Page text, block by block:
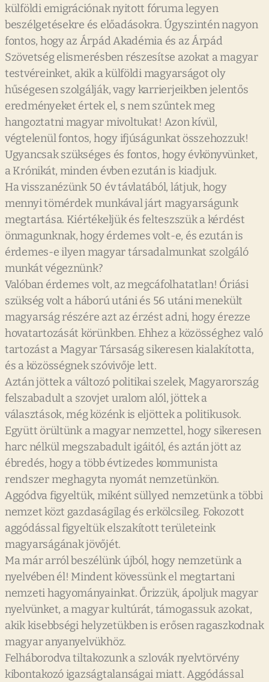
külföldi emigrációnak nyitott fóruma legyen
beszélgetésekre és előadásokra. Úgyszintén nagyon
fontos, hogy az Árpád Akadémia és az Árpád
Szövetség elismerésben részesítse azokat a magyar
testvéreinket, akik a külföldi magyarságot oly
hűségesen szolgálják, vagy karrierjeikben jelentős
eredményeket értek el, s nem szűntek meg
hangoztatni magyar mivoltukat! Azon kívül,
végtelenül fontos, hogy ifjúságunkat összehozzuk!
Ugyancsak szükséges és fontos, hogy évkönyvünket,
a Krónikát, minden évben ezután is kiadjuk.
Ha visszanézünk 50 év távlatából, látjuk, hogy
mennyi tömérdek munkával járt magyarságunk
megtartása. Kiértékeljük és felteszszük a kérdést
önmagunknak, hogy érdemes volt-e, és ezután is
érdemes-e ilyen magyar társadalmunkat szolgáló
munkát végeznünk?
Valóban érdemes volt, az megcáfolhatatlan! Óriási
szükség volt a háború utáni és 56 utáni menekült
magyarság részére azt az érzést adni, hogy érezze
hovatartozását körünkben. Ehhez a közösséghez való
tartozást a Magyar Társaság sikeresen kialakította,
és a közösségnek szóvivője lett.
Aztán jöttek a változó politikai szelek, Magyarország
felszabadult a szovjet uralom alól, jöttek a
választások, még közénk is eljöttek a politikusok.
Együtt örültünk a magyar nemzettel, hogy sikeresen
harc nélkül megszabadult igáitól, és aztán jött az
ébredés, hogy a több évtizedes kommunista
rendszer meghagyta nyomát nemzetünkön.
Aggódva figyeltük, miként süllyed nemzetünk a többi
nemzet közt gazdaságilag és erkölcsileg. Fokozott
aggódással figyeltük elszakított területeink
magyarságának jövőjét.
Ma már arról beszélünk újból, hogy nemzetünk a
nyelvében él! Mindent kövessünk el megtartani
nemzeti hagyományainkat. Őrizzük, ápoljuk magyar
nyelvünket, a magyar kultúrát, támogassuk azokat,
akik kisebbségi helyzetükben is erősen ragaszkodnak
magyar anyanyelvükhöz.
Felháborodva tiltakozunk a szlovák nyelvtörvény
kibontakozó igazságtalanságai miatt. Aggódással